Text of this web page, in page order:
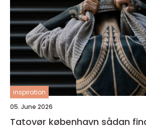
inspiration
05. June 2026
Tatovør københavn sådan finder du det